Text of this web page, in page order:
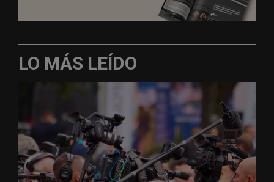
LO MÁS LEÍDO